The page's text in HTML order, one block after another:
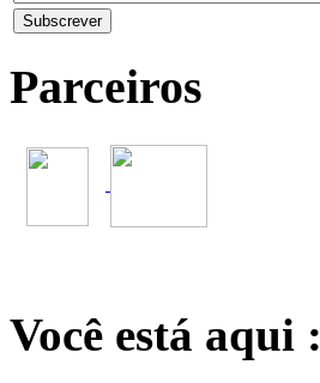
Parceiros
Você está aqui :